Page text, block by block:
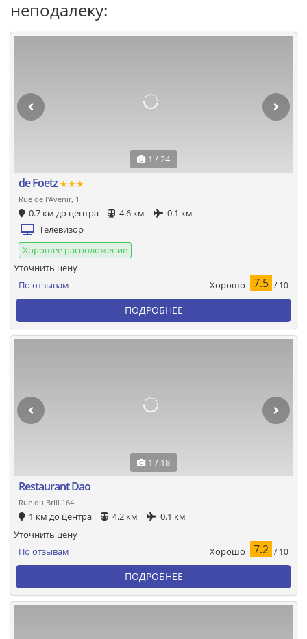
неподалеку:
1 / 24
de Foetz ★★★
Rue de l'Avenir, 1
0.7 км до центра 4.6 км
0.1 км
Телевизор
Хорошее расположение
По отзывам Хорошо 7.5 / 10
Уточнить цену
ПОДРОБНЕЕ
1 / 18
Restaurant Dao
Rue du Brill 164
1 км до центра 4.2 км 0.1 км
По отзывам Хорошо 7.2 / 10
Уточнить цену
ПОДРОБНЕЕ